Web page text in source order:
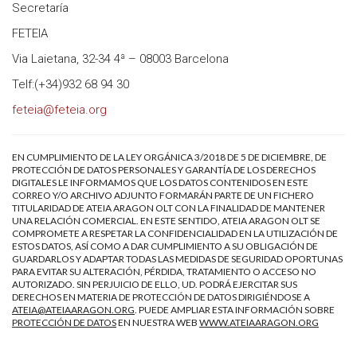
Secretaría
FETEIA
Via Laietana, 32-34 4ª – 08003 Barcelona
Telf:(+34)932 68 94 30
feteia@feteia.org
EN CUMPLIMIENTO DE LA LEY ORGÁNICA 3/2018 DE 5 DE DICIEMBRE, DE
PROTECCIÓN DE DATOS PERSONALES Y GARANTÍA DE LOS DERECHOS
DIGITALES LE INFORMAMOS QUE LOS DATOS CONTENIDOS EN ESTE
CORREO Y/O ARCHIVO ADJUNTO FORMARÁN PARTE DE UN FICHERO
TITULARIDAD DE ATEIA ARAGON OLT CON LA FINALIDAD DE MANTENER
UNA RELACIÓN COMERCIAL. EN ESTE SENTIDO, ATEIA ARAGON OLT SE
COMPROMETE A RESPETAR LA CONFIDENCIALIDAD EN LA UTILIZACIÓN DE
ESTOS DATOS, ASÍ COMO A DAR CUMPLIMIENTO A SU OBLIGACIÓN DE
GUARDARLOS Y ADAPTAR TODAS LAS MEDIDAS DE SEGURIDAD OPORTUNAS
PARA EVITAR SU ALTERACIÓN, PÉRDIDA, TRATAMIENTO O ACCESO NO
AUTORIZADO. SIN PERJUICIO DE ELLO, UD. PODRÁ EJERCITAR SUS
DERECHOS EN MATERIA DE PROTECCIÓN DE DATOS DIRIGIÉNDOSE A
ATEIA@ATEIAARAGON.ORG. PUEDE AMPLIAR ESTA INFORMACIÓN SOBRE
PROTECCIÓN DE DATOSEN NUESTRA WEB WWW.ATEIAARAGON.ORG